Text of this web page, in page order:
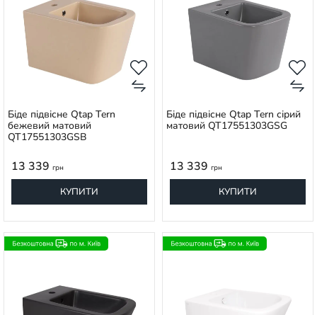
Біде підвісне Qtap Tern
бежевий матовий
QT17551303GSB
13 339 грн
КУПИТИ
Біде підвісне Qtap Tern сірий
матовий QT17551303GSG
13 339 грн
КУПИТИ